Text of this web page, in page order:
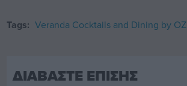
Tags: Veranda Cocktails and Dining by OZ
ΔΙΑΒΑΣΤΕ ΕΠΙΣΗΣ